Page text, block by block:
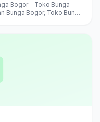
Bogor - Toko Bunga
Bunga Bogor, Toko Bunga